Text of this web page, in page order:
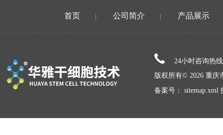
首页 公司简介 产品展示
24小时咨询热
版权所有© 2026 重庆
备案号：
sitemap.xml